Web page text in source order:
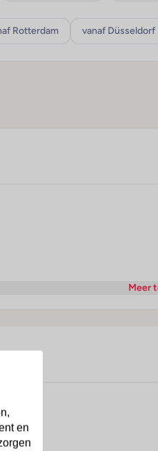
Rotterdam vanaf Düsseldorf
Meer
en